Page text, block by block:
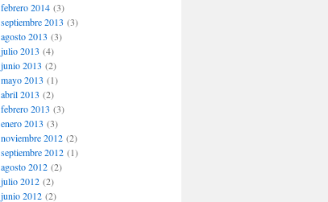
febrero 2014(3)
septiembre 2013 (3)
agosto 2013 (3)
julio 2013 (4)
junio 2013 (2)
mayo 2013 (1)
abril 2013 (2)
febrero 2013 (3)
enero 2013 (3)
noviembre 2012(2)
septiembre 2012(1)
agosto 2012(2)
julio 2012(2)
junio 2012(2)